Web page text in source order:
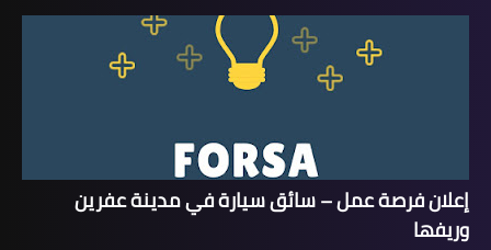
إعلان فرصة عمل – سائق سيارة في مدينة عفرين
وريفها